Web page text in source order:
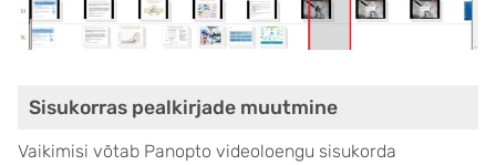
Sisukorras pealkirjade muutmine
Vaikimisi võtab Panopto videoloengu sisukorda